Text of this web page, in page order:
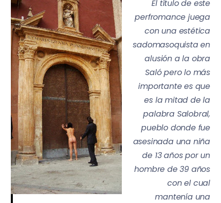
El título de este
perfromance juega
con una estética
sadomasoquista en
alusión a la obra
Saló pero lo más
importante es que
es la mitad de la
palabra Salobral,
pueblo donde fue
asesinada una niña
de 13 años por un
hombre de 39 años
con el cual
mantenía una